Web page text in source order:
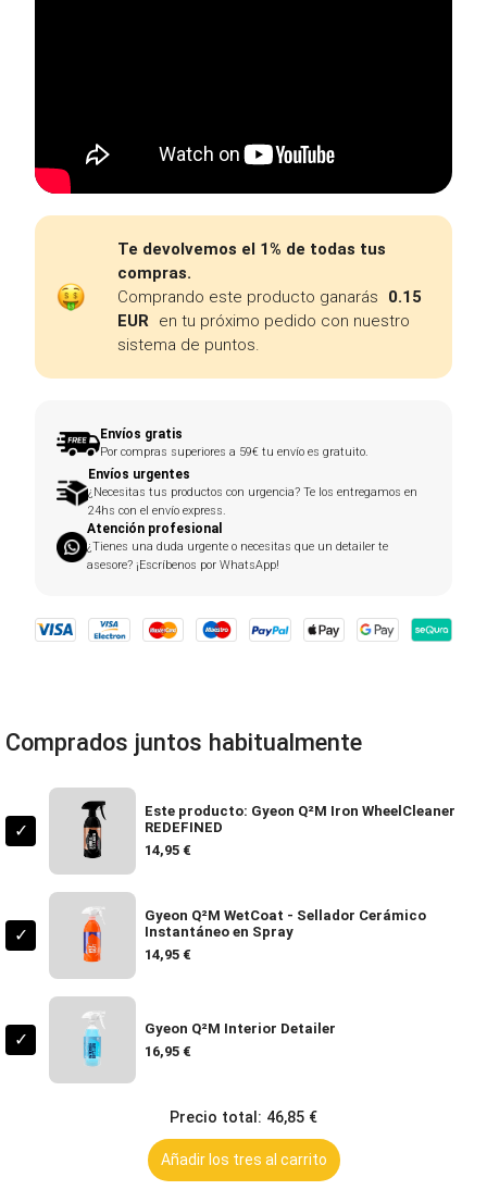
Te devolvemos el 1% de todas tus
compras.
Comprando este producto ganarás
0.15
EUR en tu próximo pedido con nuestro
sistema de puntos.
Envíos gratis
Por compras superiores a 59€ tu envío es gratuito.
Envíos urgentes
¿Necesitas tus productos con urgencia? Te los entregamos en
24hs con el envío express.
Atención profesional
¿Tienes una duda urgente o necesitas que un detailer te
asesore? ¡Escríbenos por WhatsApp!
Comprados juntos habitualmente
✓
Este producto: Gyeon Q²M Iron WheelCleaner
REDEFINED
14,95 €
✓
Gyeon Q²M WetCoat - Sellador Cerámico
Instantáneo en Spray
14,95 €
✓
Gyeon Q²M Interior Detailer
16,95 €
Precio total: 46,85 €
Añadir los tres al carrito